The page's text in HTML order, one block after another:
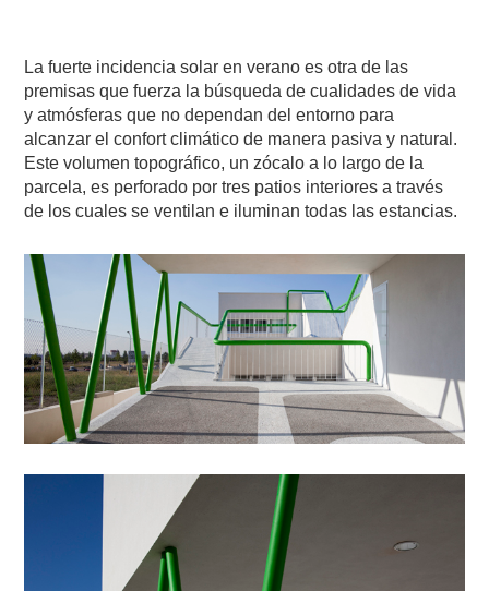
La fuerte incidencia solar en verano es otra de las
premisas que fuerza la búsqueda de cualidades de vida
y atmósferas que no dependan del entorno para
alcanzar el confort climático de manera pasiva y natural.
Este volumen topográfico, un zócalo a lo largo de la
parcela, es perforado por tres patios interiores a través
de los cuales se ventilan e iluminan todas las estancias.